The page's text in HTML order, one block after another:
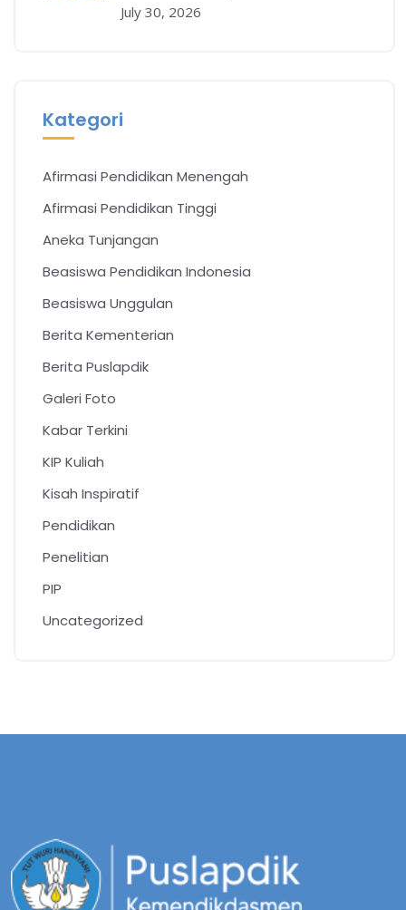
July 30, 2026
Kategori
Afirmasi Pendidikan Menengah
Afirmasi Pendidikan Tinggi
Aneka Tunjangan
Beasiswa Pendidikan Indonesia
Beasiswa Unggulan
Berita Kementerian
Berita Puslapdik
Galeri Foto
Kabar Terkini
KIP Kuliah
Kisah Inspiratif
Pendidikan
Penelitian
PIP
Uncategorized